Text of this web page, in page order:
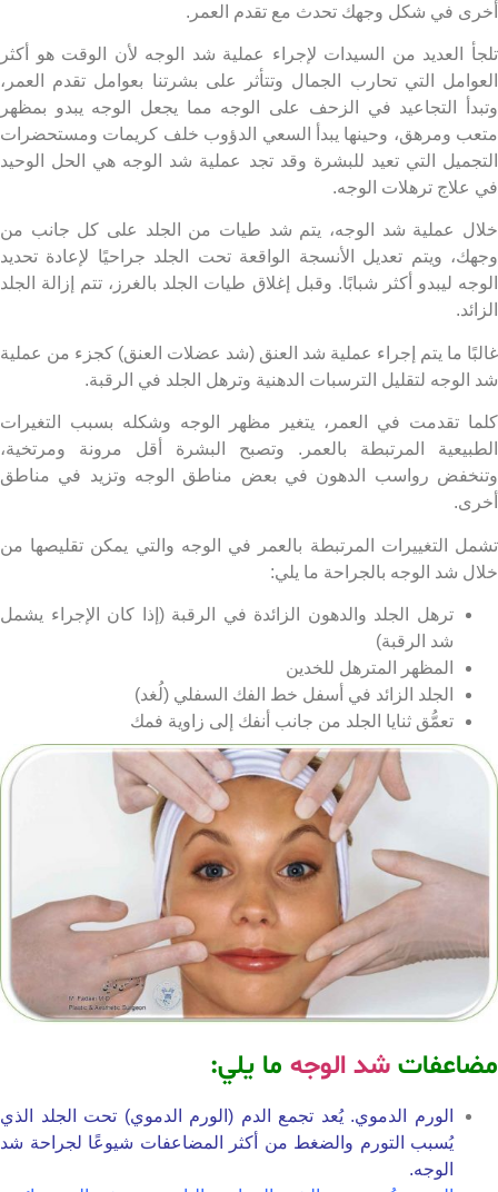
في شكل وجهك تحدث مع تقدم العمر.
العديد من السيدات لإجراء عملية شد الوجه لأن الوقت هو أكثر
التي تحارب الجمال وتتأثر على بشرتنا بعوامل تقدم العمر،
التجاعيد في الزحف على الوجه مما يجعل الوجه يبدو بمظهر
ومرهق، وحينها يبدأ السعي الدؤوب خلف كريمات ومستحضرات
التي تعيد للبشرة وقد تجد عملية شد الوجه هي الحل الوحيد
ترهلات الوجه.
عملية شد الوجه، يتم شد طيات من الجلد على كل جانب من
ويتم تعديل الأنسجة الواقعة تحت الجلد جراحيًا لإعادة تحديد
ليبدو أكثر شبابًا. وقبل إغلاق طيات الجلد بالغرز، تتم إزالة الجلد
ما يتم إجراء عملية شد العنق (شد عضلات العنق) كجزء من عملية
لتقليل الترسبات الدهنية وترهل الجلد في الرقبة.
تقدمت في العمر، يتغير مظهر الوجه وشكله بسبب التغيرات
المرتبطة بالعمر. وتصبح البشرة أقل مرونة ومرتخية،
رواسب الدهون في بعض مناطق الوجه وتزيد في مناطق
التغييرات المرتبطة بالعمر في الوجه والتي يمكن تقليصها من
شد الوجه بالجراحة ما يلي:
ترهل الجلد والدهون الزائدة في الرقبة (إذا كان الإجراء يشمل
شد الرقبة)
المظهر المترهل للخدين
الجلد الزائد في أسفل خط الفك السفلي (لُغد)
تعمُّق ثنايا الجلد من جانب أنفك إلى زاوية فمك
شد الوجهما يلي:
الورم الدموي. يُعد تجمع الدم (الورم الدموي) تحت الجلد الذي
يُسبب التورم والضغط من أكثر المضاعفات شيوعًا لجراحة شد
الوجه.